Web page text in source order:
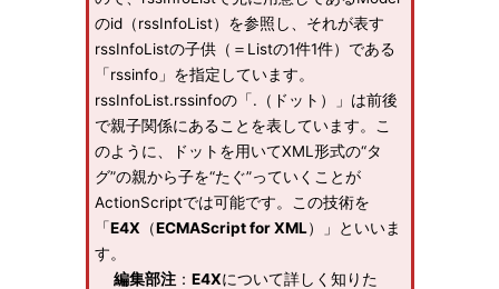
のid（rssInfoList）を参照し、それが表す
rssInfoListの子供（＝Listの1件1件）である
「rssinfo」を指定しています。
rssInfoList.rssinfoの「.（ドット）」は前後
で親子関係にあることを表しています。こ
のように、ドットを用いてXML形式の“タ
グ”の親から子を“たぐ”っていくことが
ActionScriptでは可能です。この技術を
「E4X （ECMAScript for XML）」といいま
す。
編集部注： E4Xについて詳しく知りた